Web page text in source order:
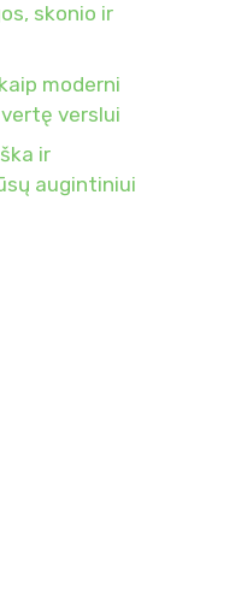
skonio ir
moderni
verslui
ir
augintiniui